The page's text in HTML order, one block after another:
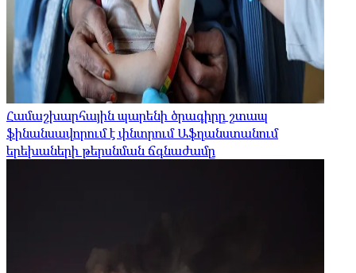
Համաշխարհային պարենի ծրագիրը շտապ
ֆինանսավորում է փնտրում Աֆղանստանում
երեխաների թերսնման ճգնաժամը